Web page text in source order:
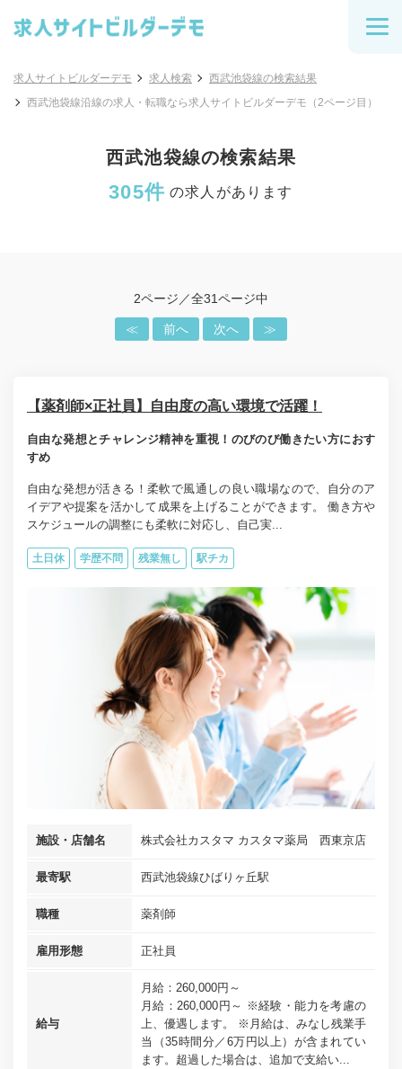
求人サイトビルダーデモ 求人検索
西武池袋線の検索結果
西武池袋線沿線の求人・転職なら求人サイトビルダーデモ（2ページ目）
西武池袋線の検索結果
305件 の求人があります
2ページ／全31ページ中
≪ 前へ 次へ ≫
【薬剤師×正社員】自由度の高い環境で活躍！
自由な発想とチャレンジ精神を重視！のびのび働きたい方におす
すめ
自由な発想が活きる！柔軟で風通しの良い職場なので、自分のア
イデアや提案を活かして成果を上げることができます。 働き方や
スケジュールの調整にも柔軟に対応し、自己実...
土日休 学歴不問 残業無し 駅チカ
施設・店舗名 株式会社カスタマ カスタマ薬局 西東京店
最寄駅 西武池袋線ひばりヶ丘駅
職種 薬剤師
雇用形態 正社員
給与
月給：260,000円～
月給：260,000円～ ※経験・能力を考慮の
上、優遇します。 ※月給は、みなし残業手
当（35時間分／6万円以上）が含まれてい
ます。超過した場合は、追加で支給い...